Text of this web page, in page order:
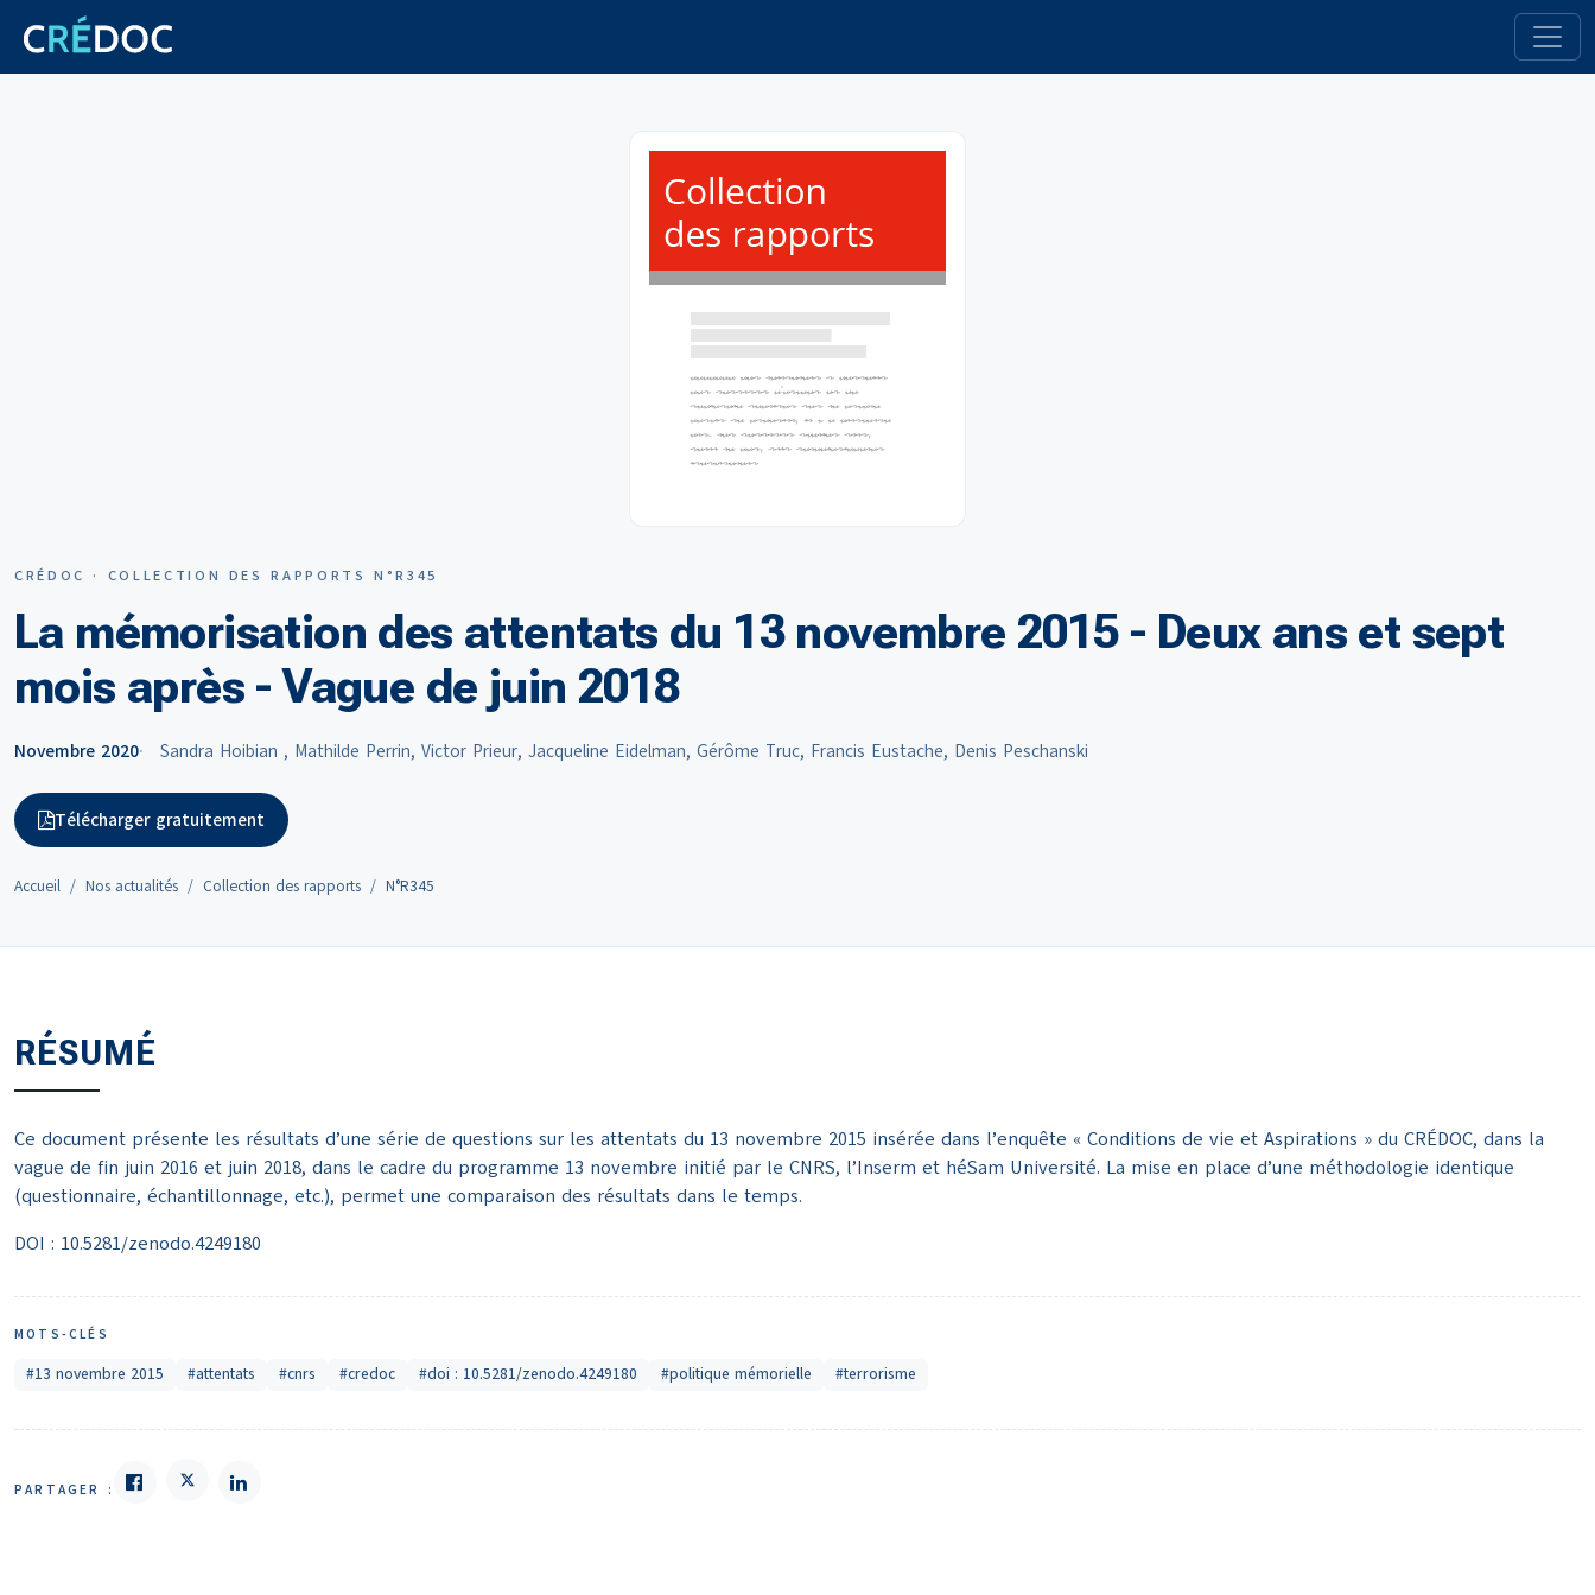
CRÉDOC · COLLECTION DES RAPPORTS N°R345
La mémorisation des attentats du 13 novembre 2015 - Deux ans et sept
mois après - Vague de juin 2018
Novembre 2020 Sandra Hoibian , Mathilde Perrin, Victor Prieur, Jacqueline Eidelman, Gérôme Truc, Francis Eustache, Denis Peschanski
Télécharger gratuitement
Accueil Nos actualités Collection des rapports N°R345
RÉSUMÉ
Ce document présente les résultats d’une série de questions sur les attentats du 13 novembre 2015 insérée dans l’enquête « Conditions de vie et Aspirations » du CRÉDOC, dans la
vague de fin juin 2016 et juin 2018, dans le cadre du programme 13 novembre initié par le CNRS, l’Inserm et héSam Université. La mise en place d’une méthodologie identique
(questionnaire, échantillonnage, etc.), permet une comparaison des résultats dans le temps.
DOI : 10.5281/zenodo.4249180
MOTS-CLÉS
#13 novembre 2015 #attentats #cnrs #credoc #doi : 10.5281/zenodo.4249180 #politique mémorielle #terrorisme
PARTAGER :